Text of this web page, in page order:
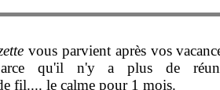
vous parvient après vos
qu'il n'y a plus de
fil.... le calme pour 1 mois.